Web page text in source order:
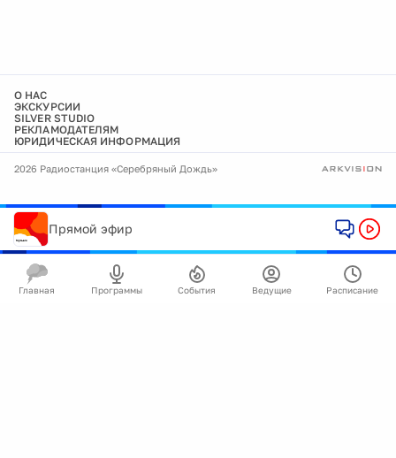
О НАС
ЭКСКУРСИИ
SILVER STUDIO
РЕКЛАМОДАТЕЛЯМ
ЮРИДИЧЕСКАЯ ИНФОРМАЦИЯ
2026 Радиостанция «Серебряный Дождь»
Прямой эфир
Главная Программы События Ведущие Расписание